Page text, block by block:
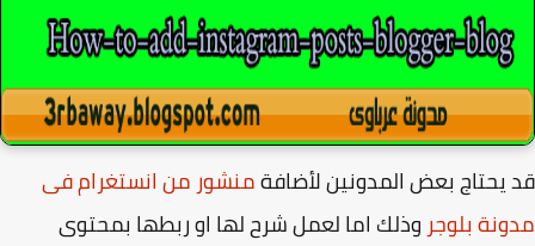
بعض المدونين لأضافةمنشور من انستغرام فى
بلوجروذلك اما لعمل شرح لها او ربطها بمحتوى